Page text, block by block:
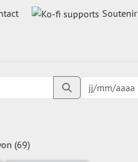
Soutenir
(69)